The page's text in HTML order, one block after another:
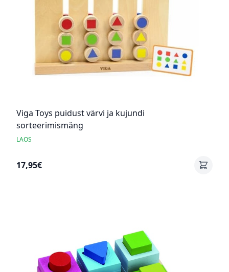
Viga Toys puidust värvi ja kujundi
sorteerimismäng
LAOS
17,95€